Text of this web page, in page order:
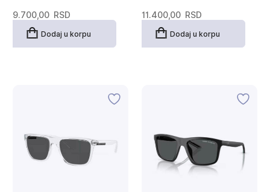
9.700,00 RSD
Dodaj u korpu
11.400,00 RSD
Dodaj u korpu